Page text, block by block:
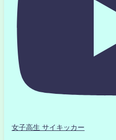
女子高生 サイキッカー